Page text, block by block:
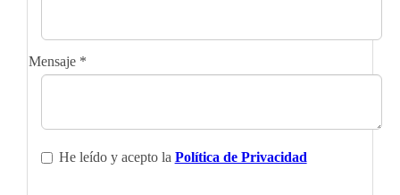
Mensaje *
He leído y acepto la Política de Privacidad